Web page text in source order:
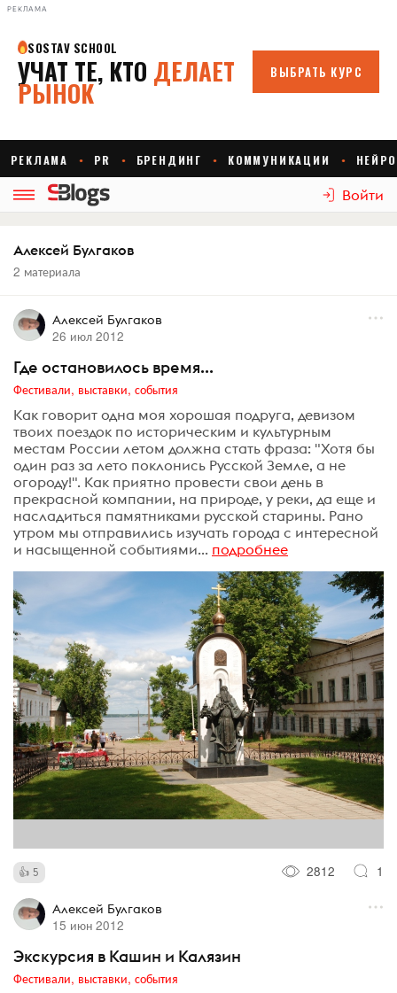
РЕКЛАМА
Войти
Алексей Булгаков
2 материала
Алексей Булгаков
26 июл 2012
Где остановилось время...
Фестивали, выставки, события
Как говорит одна моя хорошая подруга, девизом
твоих поездок по историческим и культурным
местам России летом должна стать фраза: "Хотя бы
один раз за лето поклонись Русской Земле, а не
огороду!". Как приятно провести свои день в
прекрасной компании, на природе, у реки, да еще и
насладиться памятниками русской старины. Рано
утром мы отправились изучать города с интересной
и насыщенной событиями... подробнее
5 2812 1
Алексей Булгаков
15 июн 2012
Экскурсия в Кашин и Калязин
Фестивали, выставки, события